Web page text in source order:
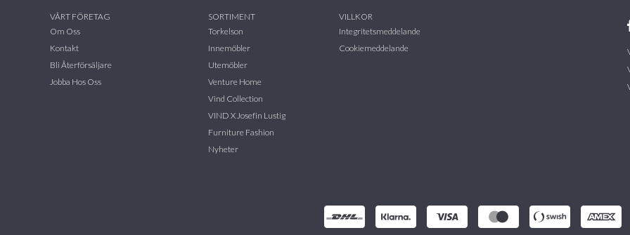
VÅRT FÖRETAG
Om Oss
Kontakt
Bli Återförsäljare
Jobba Hos Oss
SORTIMENT
Torkelson
Innemöbler
Utemöbler
Venture Home
Vind Collection
VIND X Josefin Lustig
Furniture Fashion
Nyheter
VILLKOR
Integritetsmeddelande
Cookiemeddelande